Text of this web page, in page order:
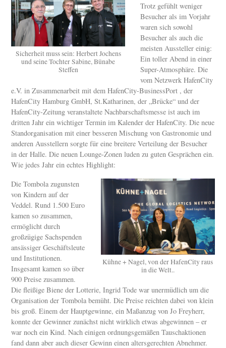
Sicherheit muss sein: Herbert Jochens
und seine Tochter Sabine, Bünabe
Steffen
Trotz gefühlt weniger
Besucher als im Vorjahr
waren sich sowohl
Besucher als auch die
meisten Aussteller einig:
Ein toller Abend in einer
Super-Atmosphäre. Die
vom Netzwerk HafenCity
e.V. in Zusammenarbeit mit dem HafenCity-BusinessPort , der
HafenCity Hamburg GmbH, St.Katharinen, der „Brücke“ und der
HafenCity-Zeitung veranstaltete Nachbarschaftsmesse ist auch im
dritten Jahr ein wichtiger Termin im Kalender der HafenCity. Die neue
Standorganisation mit einer besseren Mischung von Gastronomie und
anderen Ausstellern sorgte für eine breitere Verteilung der Besucher
in der Halle. Die neuen Lounge-Zonen luden zu guten Gesprächen ein.
Wie jedes Jahr ein echtes Highlight:
Kühne + Nagel, von der HafenCity raus
in die Welt..
Die Tombola zugunsten
von Kindern auf der
Veddel. Rund 1.500 Euro
kamen so zusammen,
ermöglicht durch
großzügige Sachspenden
ansässiger Geschäftsleute
und Institutionen.
Insgesamt kamen so über
900 Preise zusammen.
Die fleißige Biene der Lotterie, Ingrid Tode war unermüdlich um die
Organisation der Tombola bemüht. Die Preise reichten dabei von klein
bis groß. Einem der Hauptgewinne, ein Maßanzug von Jo Freyherr,
konnte der Gewinner zunächst nicht wirklich etwas abgewinnen – er
war noch ein Kind. Nach einigen ordnungsgemäßen Tauschaktionen
fand dann aber auch dieser Gewinn einen altersgerechten Abnehmer.